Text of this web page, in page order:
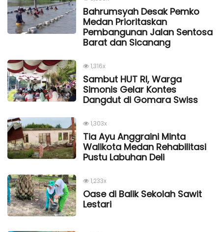
Bahrumsyah Desak Pemko
Medan Prioritaskan
Pembangunan Jalan Sentosa
Barat dan Sicanang
1,316x
Sambut HUT RI, Warga
Simonis Gelar Kontes
Dangdut di Gomara Swiss
1,303x
Tia Ayu Anggraini Minta
Walikota Medan Rehabilitasi
Pustu Labuhan Deli
1,233x
Oase di Balik Sekolah Sawit
Lestari